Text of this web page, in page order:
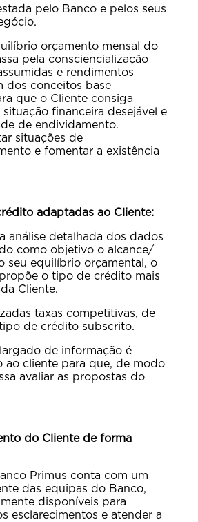
pelo Banco e pelos seus
orçamento mensal do
pela consciencialização
e rendimentos
dos conceitos base
que o Cliente consiga
situação financeira desejável e
de endividamento.
situações de
e fomentar a existência
adaptadas ao Cliente:
análise detalhada dos dados
como objetivo o alcance/
seu equilíbrio orçamental, o
o tipo de crédito mais
Cliente.
taxas competitivas, de
de crédito subscrito.
de informação é
ao cliente para que, de modo
avaliar as propostas do
do Cliente de forma
Primus conta com um
das equipas do Banco,
disponíveis para
esclarecimentos e atender a